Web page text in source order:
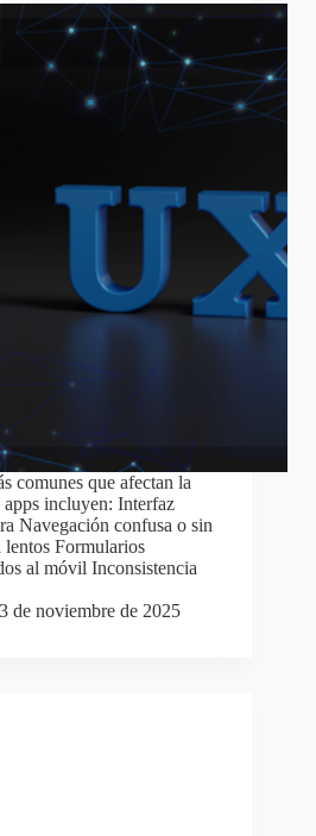
comunes que afectan la
apps incluyen: Interfaz
Navegación confusa o sin
lentos Formularios
al móvil Inconsistencia
de noviembre de 2025